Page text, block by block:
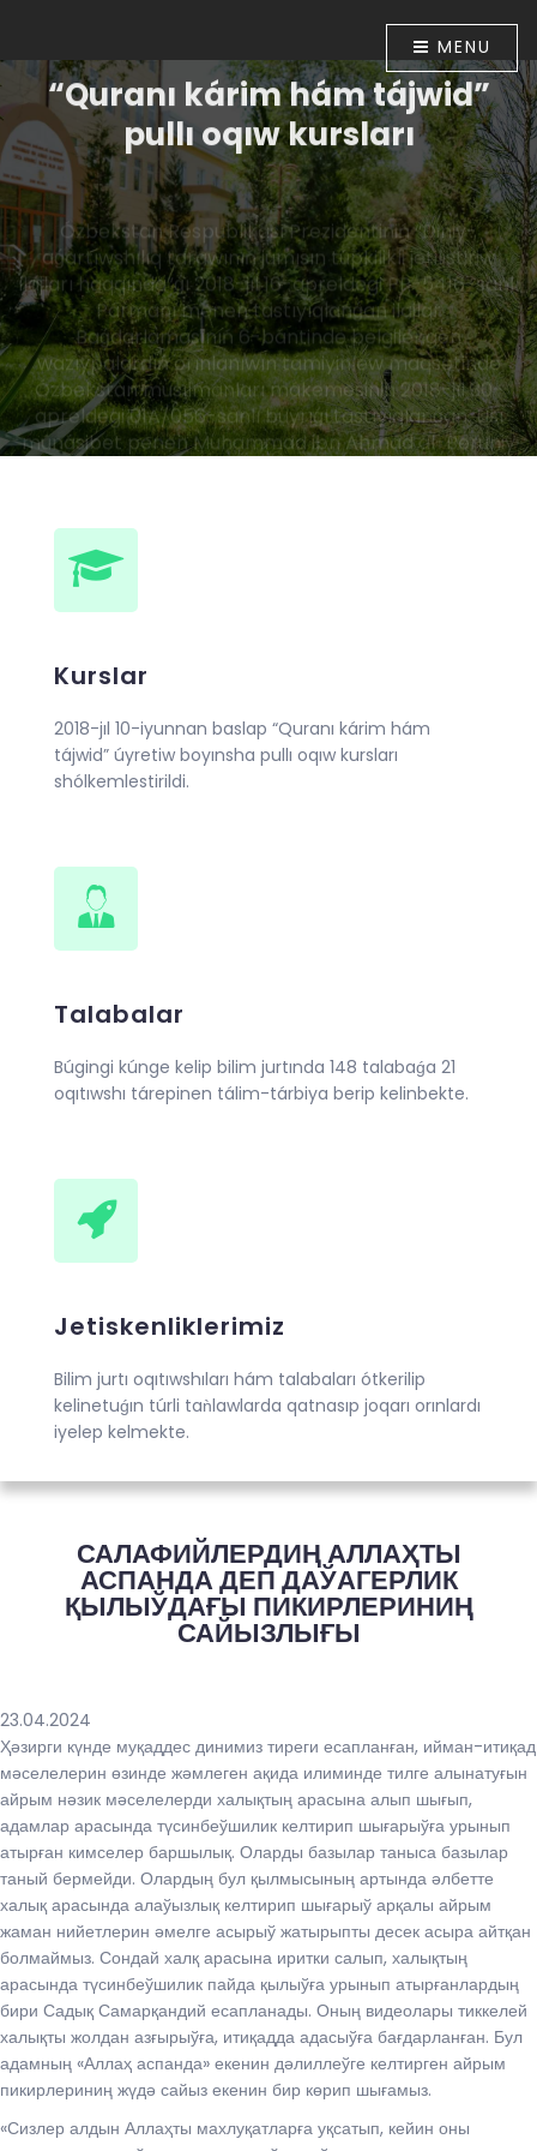
MENU
“Quranı kárim hám tájwid”
pullı oqıw kursları
Ózbekstan Respublikası Prezidentiniń “Diniy-
aǵartıwshılıq tarawınıń jumısın túpkilikli jetilistiriw
ilajları haqqında”ǵı 2018-jıl 16-apreldegi PP-5416-sanlı
Pármanı menen tastıyıqlanǵan ilajlar
Baǵdarlamasınıń 6-bántinde belgilengen
wazıypalardıń orınlanıwın támiyinlew maqsetinde
Ózbekstan musılmanları mákemesiniń 2018-jıl 30-
apreldegi 01A/056-sanlı buyrıǵı tastıyıqlanǵan. Usı
múnásibet penen Muhammad ibn Ahmad al-Beruniy
medresesinde 2018-jıl 10-iyunnan baslap “Quranı
Kurslar
2018-jıl 10-iyunnan baslap “Quranı kárim hám
tájwid” úyretiw boyınsha pullı oqıw kursları
shólkemlestirildi.
Talabalar
Búgingi kúnge kelip bilim jurtında 148 talabaǵa 21
oqıtıwshı tárepinen tálim-tárbiya berip kelinbekte.
Jetiskenliklerimiz
Bilim jurtı oqıtıwshıları hám talabaları ótkerilip
kelinetuǵın túrli taǹlawlarda qatnasıp joqarı orınlardı
iyelep kelmekte.
САЛАФИЙЛЕРДИҢ АЛЛАҲТЫ
АСПАНДА ДЕП ДАЎАГЕРЛИК
ҚЫЛЫЎДАҒЫ ПИКИРЛЕРИНИҢ
САЙЫЗЛЫҒЫ
23.04.2024
Ҳәзирги күнде муқаддес динимиз тиреги есапланған, ийман-итиқад
мәселелерин өзинде жәмлеген ақида илиминде тилге алынатуғын
айрым нәзик мәселелерди халықтың арасына алып шығып,
адамлар арасында түсинбеўшилик келтирип шығарыўға урынып
атырған кимселер баршылық. Оларды базылар таныса базылар
таный бермейди. Олардың бул қылмысының артында әлбетте
халық арасында алаўызлық келтирип шығарыў арқалы айрым
жаман нийетлерин әмелге асырыў жатырыпты десек асыра айтқан
болмаймыз. Сондай халқ арасына иритки салып, халықтың
арасында түсинбеўшилик пайда қылыўға урынып атырғанлардың
бири Садық Самарқандий есапланады. Оның видеолары тиккелей
халықты жолдан азғырыўға, итиқадда адасыўға бағдарланған. Бул
адамның «Аллаҳ аспанда» екенин дәлиллеўге келтирген айрым
пикирлериниң жүдә сайыз екенин бир көрип шығамыз.
«Сизлер алдын Аллаҳты махлуқатларға уқсатып, кейин оны